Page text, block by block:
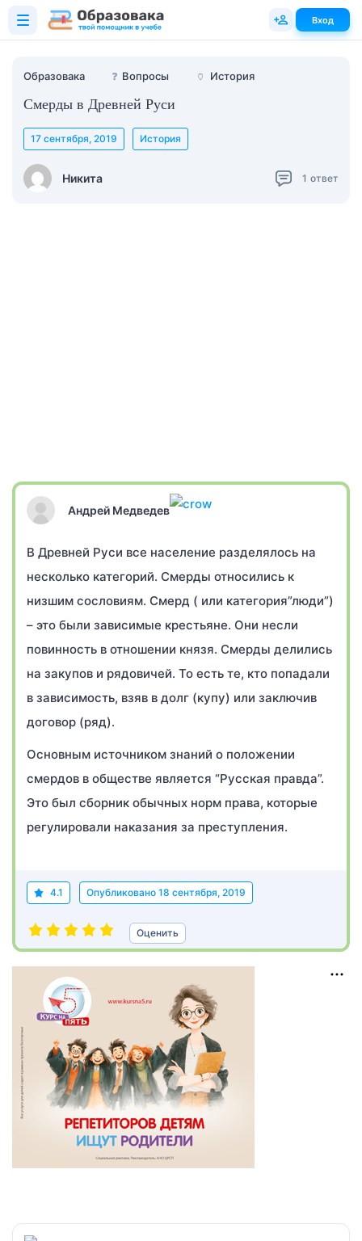
Образовака ❓ Вопросы 🏺 История
Смерды в Древней Руси
Никита
17 сентября, 2019 История
1 ответ
Андрей Медведев
В Древней Руси все население разделялось на
несколько категорий. Смерды относились к
низшим сословиям. Смерд ( или категория”люди”)
– это были зависимые крестьяне. Они несли
повинность в отношении князя. Смерды делились
на закупов и рядовичей. То есть те, кто попадали
в зависимость, взяв в долг (купу) или заключив
договор (ряд).
Основным источником знаний о положении
смердов в обществе является “Русская правда”.
Это был сборник обычных норм права, которые
регулировали наказания за преступления.
4.1 Опубликовано 18 сентября, 2019
Оценить
Вход